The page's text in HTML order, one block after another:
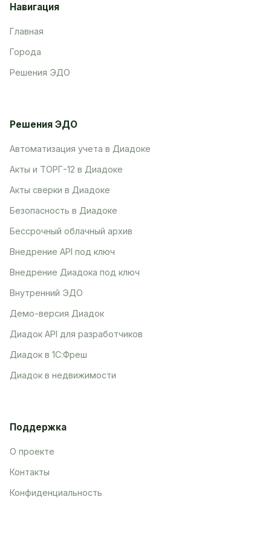
Навигация
Главная
Города
Решения ЭДО
Решения ЭДО
Автоматизация учета в Диадоке
Акты и ТОРГ-12 в Диадоке
Акты сверки в Диадоке
Безопасность в Диадоке
Бессрочный облачный архив
Внедрение API под ключ
Внедрение Диадока под ключ
Внутренний ЭДО
Демо-версия Диадок
Диадок API для разработчиков
Диадок в 1С:Фреш
Диадок в недвижимости
Поддержка
О проекте
Контакты
Конфиденциальность